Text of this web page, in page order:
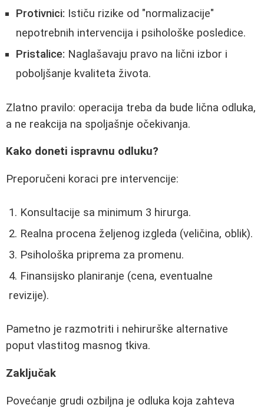
Protivnici: Ističu rizike od "normalizacije"
nepotrebnih intervencija i psihološke posledice.
Pristalice: Naglašavaju pravo na lični izbor i
poboljšanje kvaliteta života.
Zlatno pravilo: operacija treba da bude lična odluka,
a ne reakcija na spoljašnje očekivanja.
Kako doneti ispravnu odluku?
Preporučeni koraci pre intervencije:
Konsultacije sa minimum 3 hirurga.
Realna procena željenog izgleda (veličina, oblik).
Psihološka priprema za promenu.
Finansijsko planiranje (cena, eventualne
revizije).
Pametno je razmotriti i nehirurške alternative
poput vlastitog masnog tkiva.
Zaključak
Povećanje grudi ozbiljna je odluka koja zahteva